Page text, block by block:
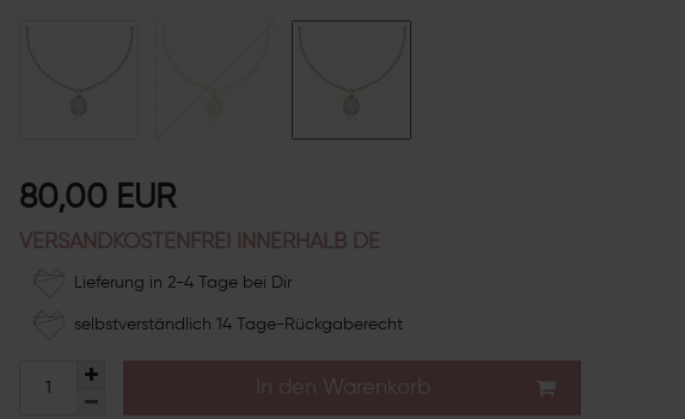
80,00 EUR
VERSANDKOSTENFREI INNERHALB DE
Lieferung in 2-4 Tage bei Dir
selbstverständlich 14 Tage-Rückgaberecht
In den Warenkorb